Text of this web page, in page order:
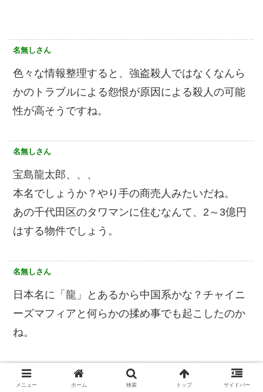
名無しさん
色々な情報整理すると、強盗殺人ではなくなんら
かのトラブルによる怨恨が原因による殺人の可能
性が高そうですね。
名無しさん
宝島龍太郎、、、
本名でしょうか？やり手の商売人みたいだね。
あの千代田区のタワマンに住むなんて、2～3億円
はする物件でしょう。
名無しさん
日本名に「龍」とあるから中国系かな？チャイニ
ーズマフィアと何らかの揉め事でも起こしたのか
ね。
名無しさん
メニュー ホーム 検索 トップ サイドバー